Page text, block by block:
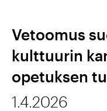
n
s
t
m
ä
n
Vetoomus
kulttuurin
opetuksen
1.4.2026